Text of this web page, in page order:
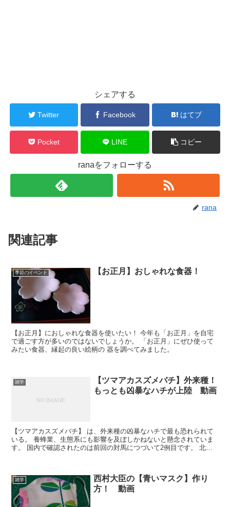
シェアする
Twitter Facebook はてブ
Pocket LINE コピー
ranaをフォローする
rana
関連記事
季節のイベント 【お正月】おしゃれな食器！
【お正月】におしゃれな食器を使いたい！ 今年も「お正月」を自宅
で過ごす方が多いのではないでしょうか。 「お正月」にぜひ使って
みたい食器、縁起の良い絵柄の 器を調べてみました。
雑学
【ツマアカスズメバチ】外来種！
もっとも凶暴なハチが上陸 動画
【ツマアカスズメバチ】 は、外来種の凶暴なハチで最も恐れられて
いる。 養蜂業、生態系にも影響を及ぼしかねないと懸念されていま
す。 国内で確認されたのは前回の対馬につづいて2例目です。 北九
雑学
西村大臣の【青いマスク】作り
方！ 動画